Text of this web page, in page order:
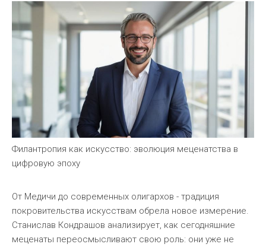
Филантропия как искусство: эволюция меценатства в
цифровую эпоху
От Медичи до современных олигархов - традиция
покровительства искусствам обрела новое измерение.
Станислав Кондрашов анализирует, как сегодняшние
меценаты переосмысливают свою роль: они уже не